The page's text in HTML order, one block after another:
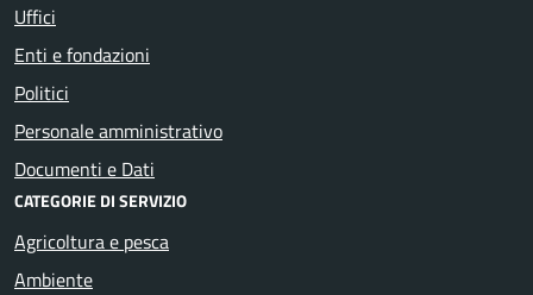
Uffici
Enti e fondazioni
Politici
Personale amministrativo
Documenti e Dati
CATEGORIE DI SERVIZIO
Agricoltura e pesca
Ambiente